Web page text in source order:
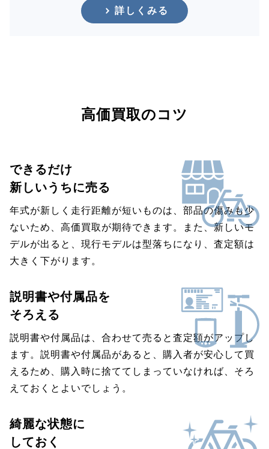
詳しくみる
高価買取のコツ
できるだけ
新しいうちに売る
年式が新しく走行距離が短いものは、部品の傷みも少
ないため、高価買取が期待できます。また、新しいモ
デルが出ると、現行モデルは型落ちになり、査定額は
大きく下がります。
説明書や付属品を
そろえる
説明書や付属品は、合わせて売ると査定額がアップし
ます。説明書や付属品があると、購入者が安心して買
えるため、購入時に捨ててしまっていなければ、そろ
えておくとよいでしょう。
綺麗な状態に
しておく